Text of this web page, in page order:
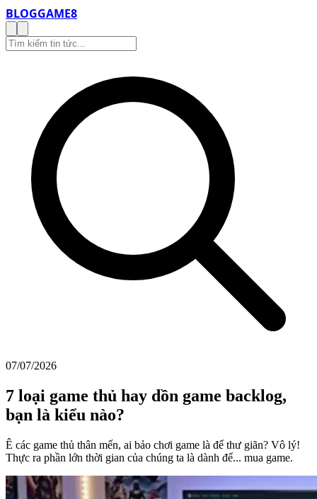
BLOGGAME8
07/07/2026
7 loại game thủ hay dồn game backlog,
bạn là kiểu nào?
Ê các game thủ thân mến, ai bảo chơi game là để thư giãn? Vô lý!
Thực ra phần lớn thời gian của chúng ta là dành để... mua game.